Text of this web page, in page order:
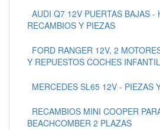
AUDI Q7 12V PUERTAS BAJAS -
RECAMBIOS Y PIEZAS
FORD RANGER 12V, 2
Y REPUESTOS COCHES
MERCEDES SL65 12V - PIEZAS
RECAMBIOS MINI COOPER
BEACHCOMBER 2 PLAZAS